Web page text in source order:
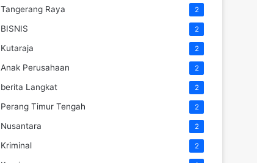
Tangerang Raya 2
BISNIS 2
Kutaraja 2
Anak Perusahaan 2
berita Langkat 2
Perang Timur Tengah 2
Nusantara 2
Kriminal 2